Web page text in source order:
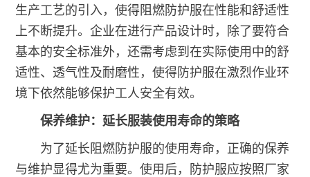
生产工艺的引入，使得阻燃防护服在性能和舒适性
上不断提升。企业在进行产品设计时，除了要符合
基本的安全标准外，还需考虑到在实际使用中的舒
适性、透气性及耐磨性，使得防护服在激烈作业环
境下依然能够保护工人安全有效。
保养维护：延长服装使用寿命的策略
为了延长阻燃防护服的使用寿命，正确的保养
与维护显得尤为重要。使用后，防护服应按照厂家